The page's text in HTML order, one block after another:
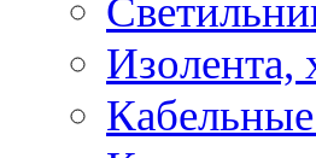
Изолента,